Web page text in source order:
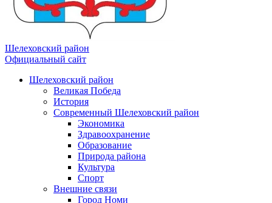
Шелеховский район
Официальный сайт
Шелеховский район
Великая Победа
История
Современный Шелеховский район
Экономика
Здравоохранение
Образование
Природа района
Культура
Спорт
Внешние связи
Город Номи